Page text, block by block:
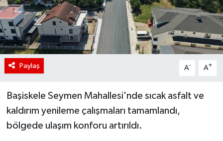
Paylaş A- A+
Başiskele Seymen Mahallesi'nde sıcak asfalt ve
kaldırım yenileme çalışmaları tamamlandı,
bölgede ulaşım konforu artırıldı.